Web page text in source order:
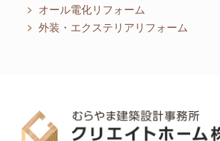
オール電化リフォーム
外装・エクステリアリフォーム